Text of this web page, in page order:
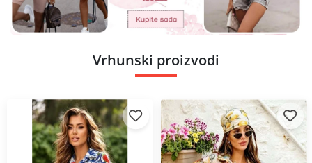
Vrhunski proizvodi